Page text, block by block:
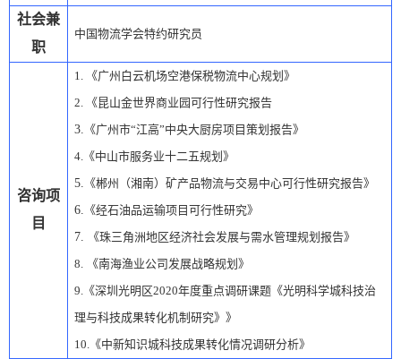
社会兼
职
中国物流学会特约研究员
咨询项
目
1.
《广州白云机场空港保税物流中心规划》
2.
《昆山金世界商业园可行性研究报告
3. 《广州市“江高”中央大厨房项目策划报告》
4. 《中山市服务业十二五规划》
5. 《郴州（湘南）矿产品物流与交易中心可行性研究报告》
6. 《经石油品运输项目可行性研究》
7.
《珠三角洲地区经济社会发展与需水管理规划报告》
8.
《南海渔业公司发展战略规划》
9. 《深圳光明区2020年度重点调研课题《光明科学城科技治
理与科技成果转化机制研究》》
10. 《中新知识城科技成果转化情况调研分析》